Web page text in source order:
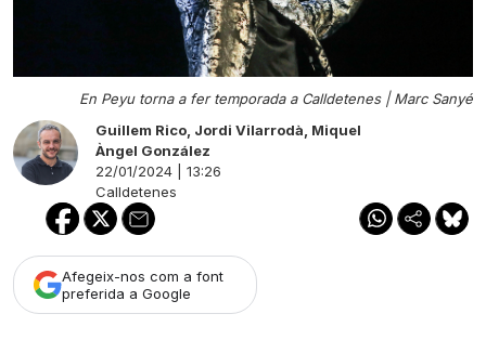
En Peyu torna a fer temporada a Calldetenes |Marc Sanyé
Guillem Rico Jordi Vilarrodà Miquel
Àngel González
22/01/2024 | 13:26
Calldetenes
Afegeix-nos com a font
preferida a Google